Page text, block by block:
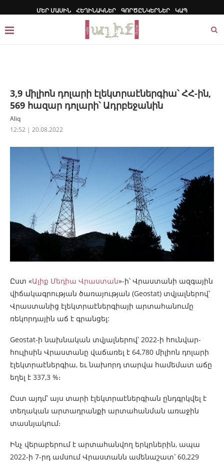
ՄԵՐ ՄԱՍԻՆ ՀԵՂԻՆԱԿՆԵՐ ԳՈՐԾԸՆԿԵՐՆԵՐ ԿԱՊ
3,9 միլիոն դոլարի էլեկտրաէներգիա՝ ՀՀ-ին,
569 հազար դոլարի՝ Ադրբեջանին
Aliq
12:52 | 20.08.2022
Ըստ «Ալիք Մեդիա Վրաստան»-ի՝ Վրաստանի ազգային
վիճակագրության ծառայության (Geostat) տվյալներով՝
Վրաստանից էլեկտրաէներգիայի արտահանումը
ռեկորդային աճ է գրանցել:
Geostat-ի նախնական տվյալներով՝ 2022-ի հունվար-
հուլիսին Վրաստանը վաճառել է 64,780 միլիոն դոլարի
էլեկտրաէներգիա, եւ նախորդ տարվա համեմատ աճը
եղել է 337,3 %։
Ըստ այդմ՝ այս տարի էլեկտրաէներգիան ընդգրկվել է
տեղական արտադրանքի արտահանման առաջին
տասնյակում։
Ինչ վերաբերում է արտահանվող երկրներին, ապա
2022-ի 7-րդ ամսում Վրաստանն ամենաշատ՝ 60,229